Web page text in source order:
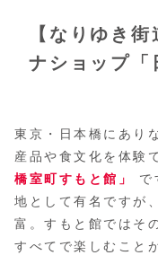
【なりゆき
ナショップ「
東京・日本橋にあり
産品や食文化を体験
橋室町すもと館」
で
地として有名ですが
富。すもと館ではそ
すべてで楽しむこと